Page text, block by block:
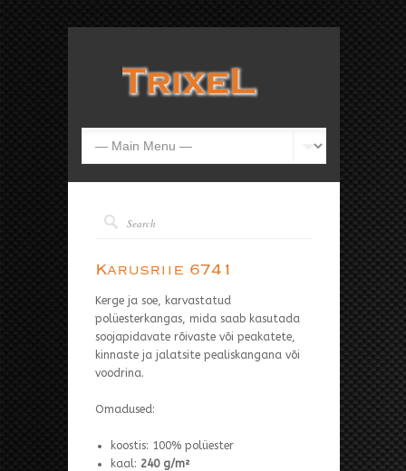
Karusriie 6741
Kerge ja soe, karvastatud
polüesterkangas, mida saab kasutada
soojapidavate rõivaste või peakatete,
kinnaste ja jalatsite pealiskangana või
voodrina.
Omadused:
koostis: 100% polüester
kaal: 240 g/m²